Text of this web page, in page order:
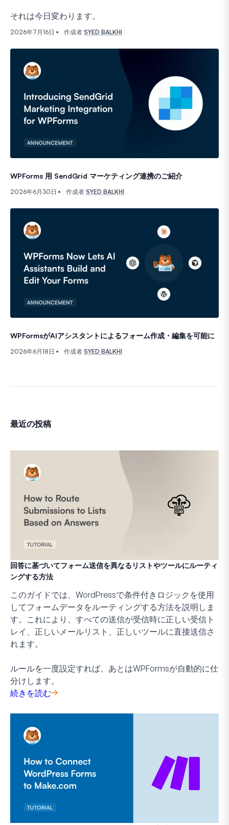
それは今日変わります。
2026年7月16日 作成者 SYED BALKHI
WPForms 用 SendGrid マーケティング連携のご紹介
あなたはすでにマーケティングにおける最も重要な業務の
そこで、考えてみる価値のある質問があります。あなた
ほとんどのWordPressサイトでは、答えはノーです。
リードはフォームのエントリに着地しますが、それらを
もっと良い方法があるはずでした。そして今、それは存在
2026年6月30日 作成者 SYED BALKHI
WPFormsがAIアシスタントによるフォーム作成・編集を可能に
WordPressで今、大きなことが起こっています。
WPFormsはいち早くこれに対応しました。
今年の初めから、あなたのAIアシスタントはWPFormsに
本日、私たちはさらに一歩進みます！
2026年6月18日 作成者 SYED BALKHI
最近の投稿
回答に基づいてフォーム送信を異なるリストやツールにルーティ
ングする方法
このガイドでは、WordPressで条件付きロジックを使用
してフォームデータをルーティングする方法を説明しま
す。これにより、すべての送信が受信時に正しい受信ト
レイ、正しいメールリスト、正しいツールに直接送信さ
れます。
ルールを一度設定すれば、あとはWPFormsが自動的に仕
分けします。
続きを読む